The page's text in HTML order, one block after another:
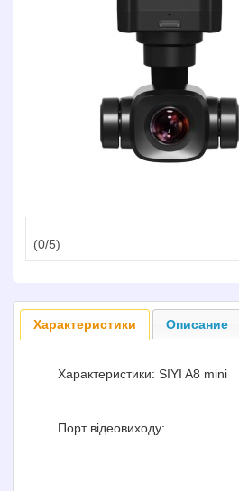
(0/5)
Характеристики Описание
Характеристики: SIYI A8 mini
Порт відеовиходу: